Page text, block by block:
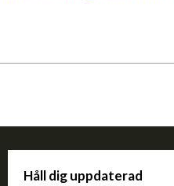
Håll dig uppdaterad